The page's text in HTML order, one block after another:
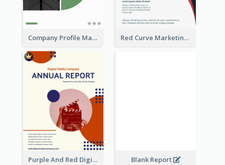
Company Profile Marketing Reports Red Curve Marketing Reports
Purple And Red Digital Media Annual Report Blank Report